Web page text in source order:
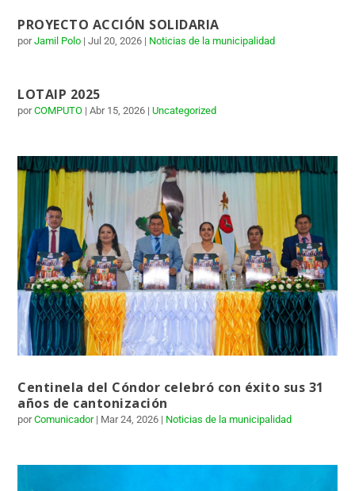
PROYECTO ACCIÓN SOLIDARIA
porJamil Polo |Jul 20, 2026 | Noticias de la municipalidad
LOTAIP 2025
porCOMPUTO |Abr 15, 2026 |Uncategorized
Centinela del Cóndor celebró con éxito sus 31
años de cantonización
porComunicador| Mar 24, 2026 | Noticias de la municipalidad